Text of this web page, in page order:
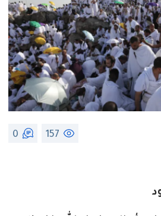
157
0